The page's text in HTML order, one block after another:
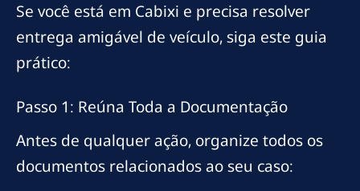
Se você está em Cabixi e precisa resolver
entrega amigável de veículo, siga este guia
prático:
Passo 1: Reúna Toda a Documentação
Antes de qualquer ação, organize todos os
documentos relacionados ao seu caso: